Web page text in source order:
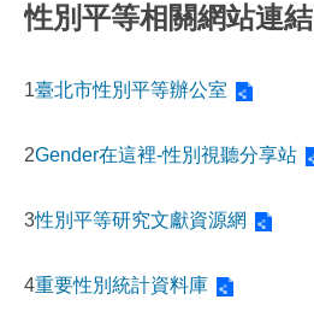
性別平等相關網站連結
1臺北市性別平等辦公室
2Gender在這裡-性別視聽分享站
3性別平等研究文獻資源網
4重要性別統計資料庫